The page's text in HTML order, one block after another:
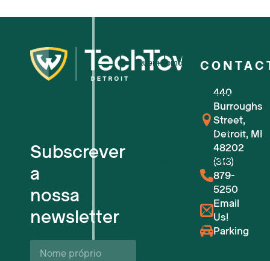
Subscrever
a
nossa
newsletter
Nome
próprio*
Quem somos
Para as pequenas empresas
Para empresas tecnológicas em
Espaços de trabalho flexíveis
Próximos eventos
440
Burroughs
Street,
Detroit, MI
48202
(313)
879-
5250
Email
Us!
Parking